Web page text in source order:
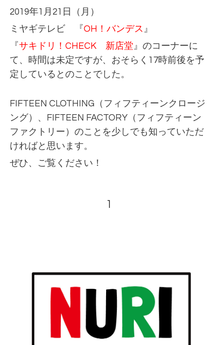
2019年1月21日（月）
ミヤギテレビ 『 OH！バンデス 』
『 サキドリ！CHECK 新店堂』のコーナーに
て、時間は未定ですが、おそらく17時前後を予
定しているとのことでした。
FIFTEEN CLOTHING（フィフティーンクロージ
ング）、FIFTEEN FACTORY（フィフティーン
ファクトリー）のことを少しでも知っていただ
ければと思います。
ぜひ、ご覧ください！
1